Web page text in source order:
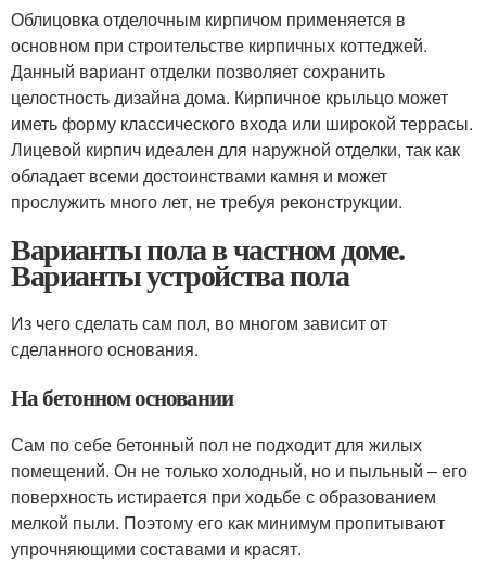
Облицовка отделочным кирпичом применяется в
основном при строительстве кирпичных коттеджей.
Данный вариант отделки позволяет сохранить
целостность дизайна дома. Кирпичное крыльцо может
иметь форму классического входа или широкой террасы.
Лицевой кирпич идеален для наружной отделки, так как
обладает всеми достоинствами камня и может
прослужить много лет, не требуя реконструкции.
Варианты пола в частном доме.
Варианты устройства пола
Из чего сделать сам пол, во многом зависит от
сделанного основания.
На бетонном основании
Сам по себе бетонный пол не подходит для жилых
помещений. Он не только холодный, но и пыльный – его
поверхность истирается при ходьбе с образованием
мелкой пыли. Поэтому его как минимум пропитывают
упрочняющими составами и красят.